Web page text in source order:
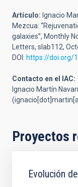
Artículo: Ignacio
Mezcua:
galaxies”, Monthly
Letters, slab112,
DOI: https://doi.org/
Contacto en el IAC:
Ignacio Martín
Proyectos
Evolución